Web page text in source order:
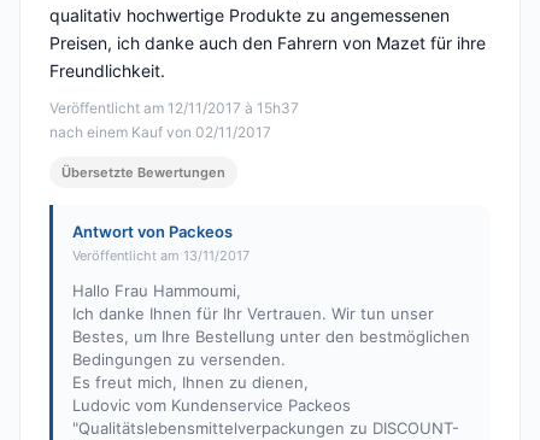
Veröffentlicht am 12/11/2017 à 15h37
nach einem Kauf von 02/11/2017
qualitativ hochwertige Produkte zu angemessenen
Preisen, ich danke auch den Fahrern von Mazet für ihre
Freundlichkeit.
Übersetzte Bewertungen
Antwort von Packeos
Veröffentlicht am 13/11/2017
Hallo Frau Hammoumi,
Ich danke Ihnen für Ihr Vertrauen. Wir tun unser
Bestes, um Ihre Bestellung unter den bestmöglichen
Bedingungen zu versenden.
Es freut mich, Ihnen zu dienen,
Ludovic vom Kundenservice Packeos
"Qualitätslebensmittelverpackungen zu DISCOUNT-